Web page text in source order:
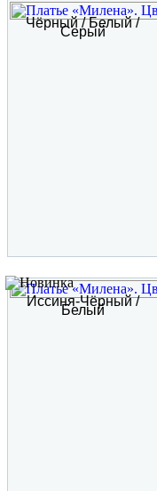
Чёрный / Белый /
Серый
Иссиня-Чёрный /
Белый